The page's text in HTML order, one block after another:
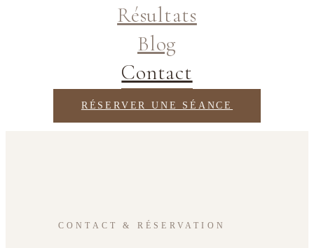
Résultats
Blog
Contact
RÉSERVER UNE SÉANCE
CONTACT & RÉSERVATION